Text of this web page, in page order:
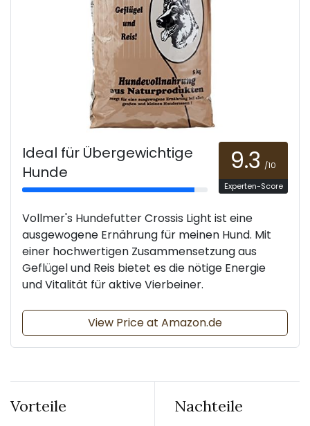
Ideal für Übergewichtige
Hunde
9.3 /10
Experten-Score
Vollmer's Hundefutter Crossis Light ist eine
ausgewogene Ernährung für meinen Hund. Mit
einer hochwertigen Zusammensetzung aus
Geflügel und Reis bietet es die nötige Energie
und Vitalität für aktive Vierbeiner.
View Price at Amazon.de
Vorteile Nachteile